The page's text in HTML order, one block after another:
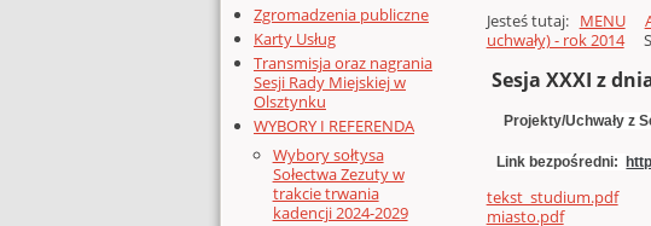
Dodatkowe zasoby (lewa kolumna)
Zgromadzenia publiczne
Karty Usług
Transmisja oraz nagrania
Sesji Rady Miejskiej w
Olsztynku
WYBORY I REFERENDA
Wybory sołtysa
Sołectwa Zezuty w
trakcie trwania
kadencji 2024-2029
Głównej zawartości
Jesteś tutaj: MENU
uchwały) - rok 2014
Sesja XXXI z
Projekty/Uchwały z
Link bezpośredni:
tekst_studium.pdf
miasto.pdf